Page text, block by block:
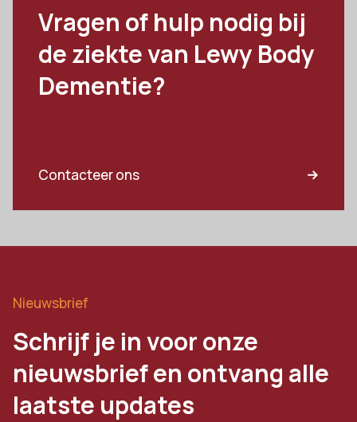
Vragen of hulp nodig bij
de ziekte van Lewy Body
Dementie?
Contacteer ons
Nieuwsbrief
Schrijf je in voor onze
nieuwsbrief en ontvang alle
laatste updates